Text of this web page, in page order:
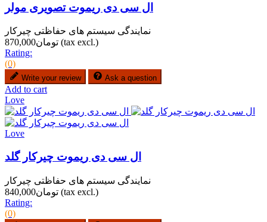
ال سی دی ریموت تصویری مولر
نمایندگی سیستم های حفاظتی چیرکار
تومان870,000 (tax excl.)
Rating:
(0)
Write your review Ask a question
Add to cart
Love
Love
ال سی دی ریموت چیرکار گلد
نمایندگی سیستم های حفاظتی چیرکار
تومان840,000 (tax excl.)
Rating:
(0)